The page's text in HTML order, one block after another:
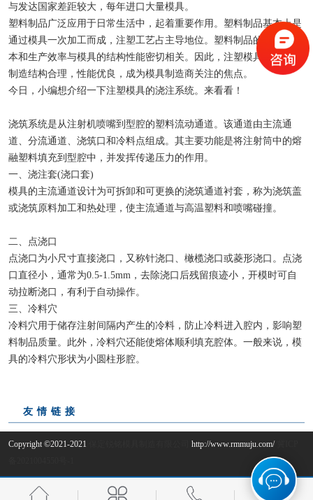
与发达国家差距较大，每年进口大量模具。
塑料制品广泛应用于日常生活中，起着重要作用。塑料制品基本上是
通过模具一次加工而成，注塑工艺占主导地位。塑料制品的质量、成
本和生产效率与模具的结构性能密切相关。因此，注塑模具的设计和
制造结构合理，性能优良，成为模具制造商关注的焦点。
今日，小编想介绍一下注塑模具的浇注系统。来看看！
浇筑系统是从注射机喷嘴到型腔的塑料流动通道。该通道由主流通
道、分流通道、浇筑口和冷料点组成。其主要功能是将注射筒中的熔
融塑料填充到型腔中，并发挥传递压力的作用。
一、浇注套(浇口套)
模具的主流通道设计为可拆卸和可更换的浇筑通道衬套，称为浇筑盖
或浇筑原料加工和热处理，使主流通道与高温塑料和喷嘴碰撞。
二、点浇口
点浇口为小尺寸直接浇口，又称针浇口、橄榄浇口或菱形浇口。点浇
口直径小，通常为0.5-1.5mm，去除浇口后残留痕迹小，开模时可自
动拉断浇口，有利于自动操作。
三、冷料穴
冷料穴用于储存注射间隔内产生的冷料，防止冷料进入腔内，影响塑
料制品质量。此外，冷料穴还能使熔体顺利填充腔体。一般来说，模
具的冷料穴形状为小圆柱形腔。
友情链接
Copyright ©2021-2021 http://www.rmmuju.com/
生态框模具
预制块模具
遮板模具